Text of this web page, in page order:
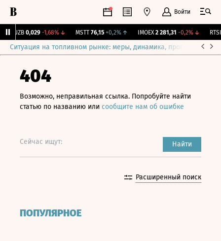
Войти
KUZB 0,029 -1,68%↓ MSTT 76,15 +0,2%↑ IMOEX 2 281,31 -0,2%↓ RTSI
Ситуация на топливном рынке: меры, динамика, прогнозы
404
Возможно, неправильная ссылка. Попробуйте найти
статью по названию или сообщите нам об ошибке
Сейчас ищут: Найти
Расширенный поиск
ПОПУЛЯРНОЕ